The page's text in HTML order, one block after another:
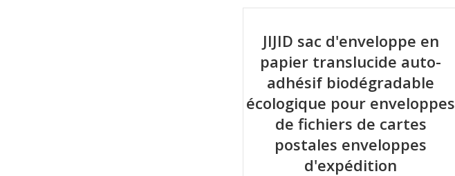
JIJID sac d'enveloppe en
papier translucide auto-
adhésif biodégradable
écologique pour enveloppes
de fichiers de cartes
postales enveloppes
d'expédition